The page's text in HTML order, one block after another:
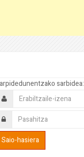
sarbidea: